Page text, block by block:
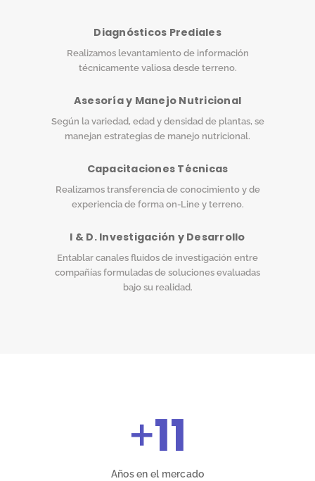
Diagnósticos Prediales
Realizamos levantamiento de información
técnicamente valiosa desde terreno.
Asesoría y Manejo Nutricional
Según la variedad, edad y densidad de plantas, se
manejan estrategias de manejo nutricional.
Capacitaciones Técnicas
Realizamos transferencia de conocimiento y de
experiencia de forma on-Line y terreno.
I & D. Investigación y Desarrollo
Entablar canales fluidos de investigación entre
compañías formuladas de soluciones evaluadas
bajo su realidad.
+11
Años en el mercado